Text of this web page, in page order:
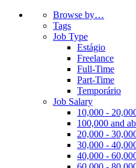
Browse by…
Tags
Job Type
Estágio
Freelance
Full-Time
Part-Time
Temporário
Job Salary
10,000 -
100,000 and
20,000 -
30,000 -
40,000 -